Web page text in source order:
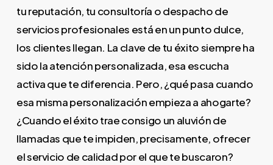
tu reputación, tu consultoría o despacho de
servicios profesionales está en un punto dulce,
los clientes llegan. La clave de tu éxito siempre ha
sido la atención personalizada, esa escucha
activa que te diferencia. Pero, ¿qué pasa cuando
esa misma personalización empieza a ahogarte?
¿Cuando el éxito trae consigo un aluvión de
llamadas que te impiden, precisamente, ofrecer
el servicio de calidad por el que te buscaron?